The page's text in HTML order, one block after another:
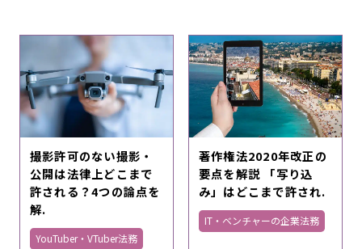
撮影許可のない撮影・
公開は法律上どこまで
許される？4つの論点を
解.
YouTuber・VTuber法務
著作権法2020年改正の
要点を解説 「写り込
み」はどこまで許され.
IT・ベンチャーの企業法務